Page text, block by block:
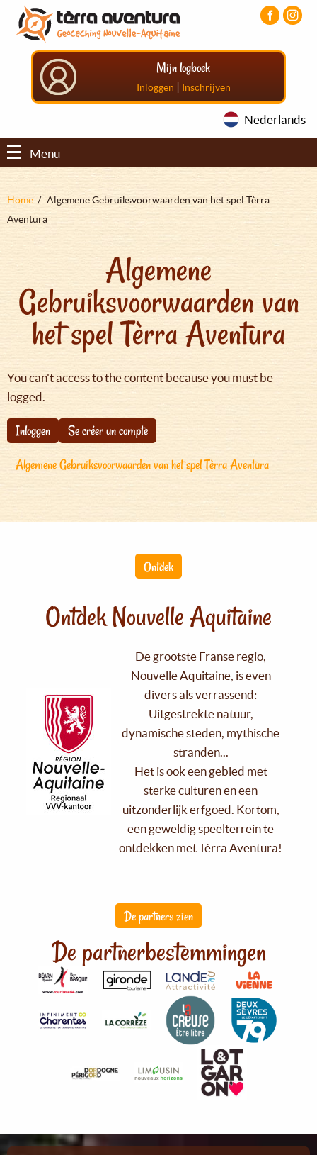
Overslaan
naar
Aller
menu
principal
Aller
pied
Mijn logboek
Inloggen | Inschrijven
Nederlands
Menu
Kruimelpad
Home
Algemene Gebruiksvoorwaarden van het spel Tèrra
Aventura
Algemene
Gebruiksvoorwaarden van
het spel Tèrra Aventura
You can't access to the content because you must be
logged.
Inloggen
Se créer un compte
Algemene Gebruiksvoorwaarden van het spel Tèrra Aventura
Ontdek
Ontdek Nouvelle Aquitaine
De grootste Franse regio,
Nouvelle Aquitaine, is even
divers als verrassend:
Uitgestrekte natuur,
dynamische steden, mythische
stranden...
Het is ook een gebied met
sterke culturen en een
uitzonderlijk erfgoed. Kortom,
een geweldig speelterrein te
ontdekken met Tèrra Aventura!
De partners zien
De partnerbestemmingen